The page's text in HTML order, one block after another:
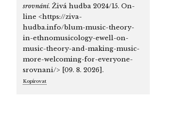
srovnání. Živá hudba 2024/15. On-
line <https://ziva-
hudba.info/blum-music-theory-
in-ethnomusicology-ewell-on-
music-theory-and-making-music-
more-welcoming-for-everyone-
srovnani/> [09. 8. 2026].
Kopírovat